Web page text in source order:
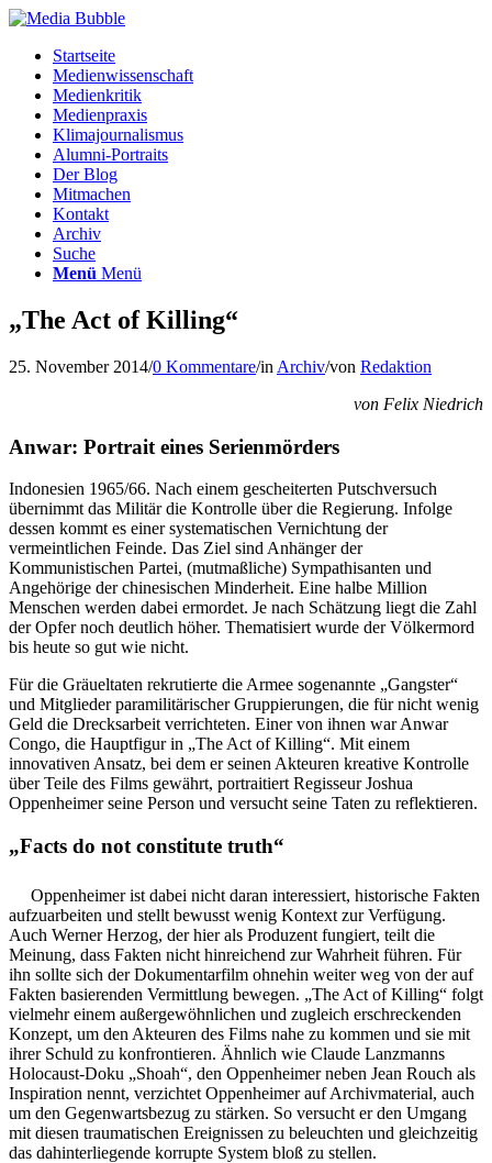
Startseite
Medienwissenschaft
Medienkritik
Medienpraxis
Klimajournalismus
Alumni-Portraits
Der Blog
Mitmachen
Kontakt
Archiv
Suche
Menü Menü
„The Act of Killing“
25. November 2014/0 Kommentare/in Archiv/von Redaktion
von Felix Niedrich
Anwar: Portrait eines Serienmörders
Indonesien 1965/66. Nach einem gescheiterten Putschversuch
übernimmt das Militär die Kontrolle über die Regierung. Infolge
dessen kommt es einer systematischen Vernichtung der
vermeintlichen Feinde. Das Ziel sind Anhänger der
Kommunistischen Partei, (mutmaßliche) Sympathisanten und
Angehörige der chinesischen Minderheit. Eine halbe Million
Menschen werden dabei ermordet. Je nach Schätzung liegt die Zahl
der Opfer noch deutlich höher. Thematisiert wurde der Völkermord
bis heute so gut wie nicht.
Für die Gräueltaten rekrutierte die Armee sogenannte „Gangster“
und Mitglieder paramilitärischer Gruppierungen, die für nicht wenig
Geld die Drecksarbeit verrichteten. Einer von ihnen war Anwar
Congo, die Hauptfigur in „The Act of Killing“. Mit einem
innovativen Ansatz, bei dem er seinen Akteuren kreative Kontrolle
über Teile des Films gewährt, portraitiert Regisseur Joshua
Oppenheimer seine Person und versucht seine Taten zu reflektieren.
„Facts do not constitute truth“
Oppenheimer ist dabei nicht daran interessiert, historische Fakten
aufzuarbeiten und stellt bewusst wenig Kontext zur Verfügung.
Auch Werner Herzog, der hier als Produzent fungiert, teilt die
Meinung, dass Fakten nicht hinreichend zur Wahrheit führen. Für
ihn sollte sich der Dokumentarfilm ohnehin weiter weg von der auf
Fakten basierenden Vermittlung bewegen. „The Act of Killing“ folgt
vielmehr einem außergewöhnlichen und zugleich erschreckenden
Konzept, um den Akteuren des Films nahe zu kommen und sie mit
ihrer Schuld zu konfrontieren. Ähnlich wie Claude Lanzmanns
Holocaust-Doku „Shoah“, den Oppenheimer neben Jean Rouch als
Inspiration nennt, verzichtet Oppenheimer auf Archivmaterial, auch
um den Gegenwartsbezug zu stärken. So versucht er den Umgang
mit diesen traumatischen Ereignissen zu beleuchten und gleichzeitig
das dahinterliegende korrupte System bloß zu stellen.